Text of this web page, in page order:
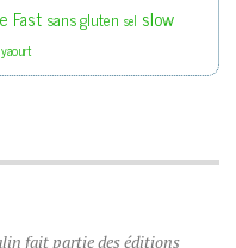
Fast sans gluten sel slow
yaourt
fait partie des éditions